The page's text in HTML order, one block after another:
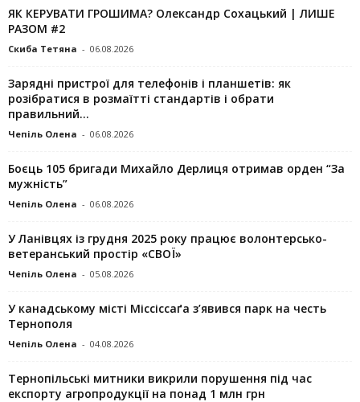
ЯК КЕРУВАТИ ГРОШИМА? Олександр Сохацький | ЛИШЕ
РАЗОМ #2
Скиба Тетяна - 06.08.2026
Зарядні пристрої для телефонів і планшетів: як
розібратися в розмаїтті стандартів і обрати
правильний...
Чепіль Олена - 06.08.2026
Боєць 105 бригади Михайло Дерлиця отримав орден “За
мужність”
Чепіль Олена - 06.08.2026
У Ланівцях із грудня 2025 року працює волонтерсько-
ветеранський простір «СВОЇ»
Чепіль Олена - 05.08.2026
У канадському місті Міссіссаґа з’явився парк на честь
Тернополя
Чепіль Олена - 04.08.2026
Тернопільські митники викрили порушення під час
експорту агропродукції на понад 1 млн грн